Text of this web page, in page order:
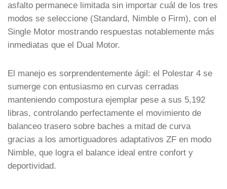
asfalto permanece limitada sin importar cuál de los tres
modos se seleccione (Standard, Nimble o Firm), con el
Single Motor mostrando respuestas notablemente más
inmediatas que el Dual Motor.
El manejo es sorprendentemente ágil: el Polestar 4 se
sumerge con entusiasmo en curvas cerradas
manteniendo compostura ejemplar pese a sus 5,192
libras, controlando perfectamente el movimiento de
balanceo trasero sobre baches a mitad de curva
gracias a los amortiguadores adaptativos ZF en modo
Nimble, que logra el balance ideal entre confort y
deportividad.